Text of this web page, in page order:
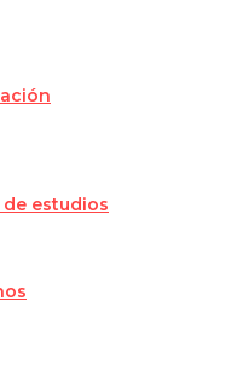
estudios